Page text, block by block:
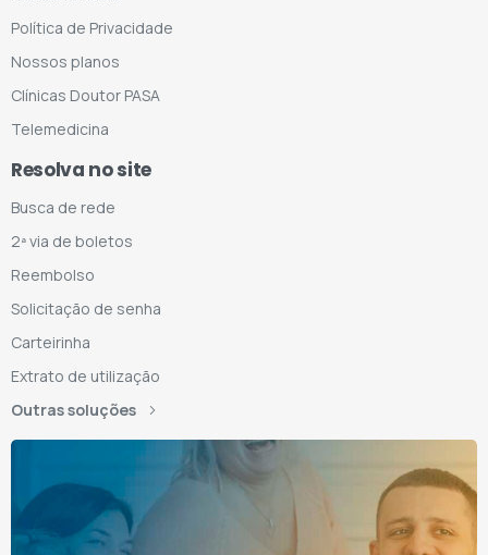
Política de Privacidade
Nossos planos
Clínicas Doutor PASA
Telemedicina
Resolva no site
Busca de rede
2ª via de boletos
Reembolso
Solicitação de senha
Carteirinha
Extrato de utilização
Outras soluções